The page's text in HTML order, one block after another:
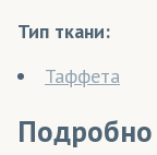
Тип ткани:
Таффета
Подробно